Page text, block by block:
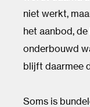
niet werkt,
het aanbod,
onderbouwd
blijft daarmee
Soms is